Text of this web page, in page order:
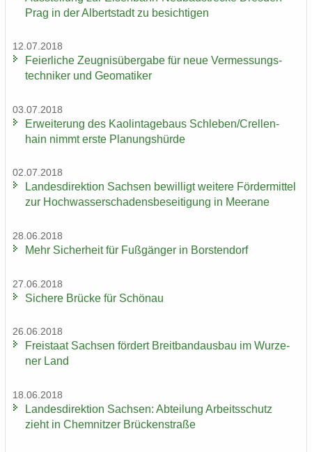
Prag in der Al­bert­stadt zu be­sich­ti­gen
12.07.2018
Fei­er­li­che Zeug­nis­über­ga­be für neue Ver­mes­sungs­
tech­ni­ker und Geo­ma­ti­ker
03.07.2018
Er­wei­te­rung des Kao­lin­ta­ge­baus Schle­ben/Crel­len­
hain nimmt erste Pla­nungs­hür­de
02.07.2018
Lan­des­di­rek­ti­on Sach­sen be­wil­ligt wei­te­re För­der­mit­tel
zur Hoch­was­ser­scha­dens­be­sei­ti­gung in Meer­a­ne
28.06.2018
Mehr Si­cher­heit für Fuß­gän­ger in Bors­ten­dorf
27.06.2018
Si­che­re Brü­cke für Schön­au
26.06.2018
Frei­staat Sach­sen för­dert Breit­band­aus­bau im Wur­ze­
ner Land
18.06.2018
Lan­des­di­rek­ti­on Sach­sen: Ab­tei­lung Ar­beits­schutz
zieht in Chem­nit­zer Brü­cken­stra­ße